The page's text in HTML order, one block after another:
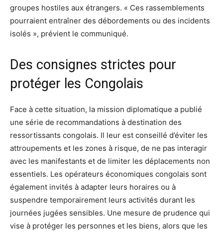
groupes hostiles aux étrangers. « Ces rassemblements
pourraient entraîner des débordements ou des incidents
isolés », prévient le communiqué.
Des consignes strictes pour
protéger les Congolais
Face à cette situation, la mission diplomatique a publié
une série de recommandations à destination des
ressortissants congolais. Il leur est conseillé d’éviter les
attroupements et les zones à risque, de ne pas interagir
avec les manifestants et de limiter les déplacements non
essentiels. Les opérateurs économiques congolais sont
également invités à adapter leurs horaires ou à
suspendre temporairement leurs activités durant les
journées jugées sensibles. Une mesure de prudence qui
vise à protéger les personnes et les biens, alors que les